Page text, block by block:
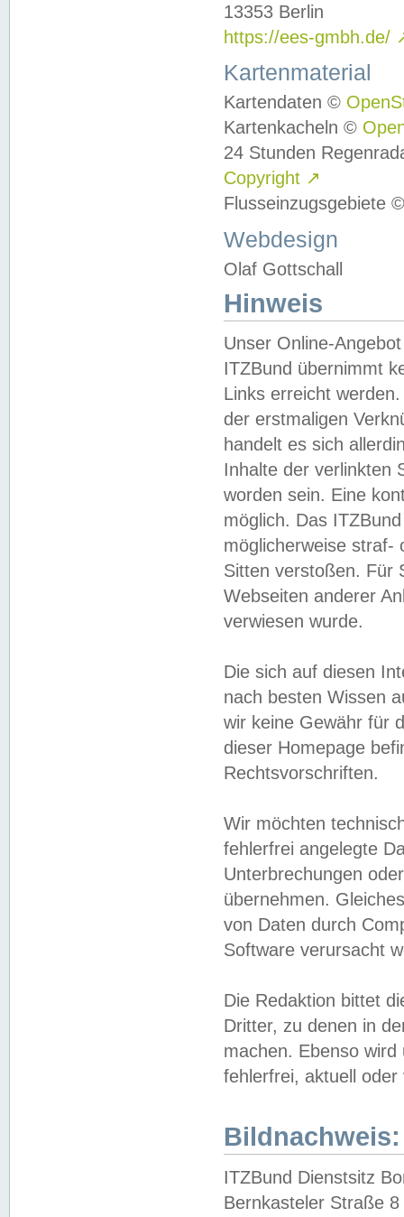
13353 Berlin
https://ees-gmbh.de/
Kartenmaterial
Kartendaten ©
Kartenkacheln ©
24 Stunden
Copyright ↗
Flusseinzugsgebiete
Webdesign
Olaf Gottschall
Hinweis
Unser Online-
ITZBund übernimmt
Links erreicht
der erstmaligen
handelt es sich
Inhalte der verlinkten
worden sein. Eine
möglich. Das
möglicherweise straf-
Sitten verstoßen. Für
Webseiten anderer
verwiesen wurde.
Die sich auf diesen
nach besten Wissen
wir keine Gewähr für
dieser Homepage
Rechtsvorschriften.
Wir möchten
fehlerfrei angelegte
Unterbrechungen
übernehmen.
von Daten durch
Software verursacht
Die Redaktion bittet
Dritter, zu denen in
machen. Ebenso
fehlerfrei, aktuell oder
Bildnachweis:
ITZBund Dienstsitz
Bernkasteler Straße 8